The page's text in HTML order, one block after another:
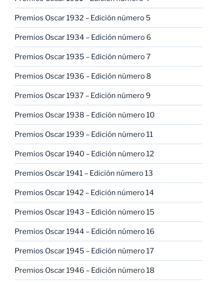
Premios Oscar 1932 – Edición número 5
Premios Oscar 1934 – Edición número 6
Premios Oscar 1935 – Edición número 7
Premios Oscar 1936 – Edición número 8
Premios Oscar 1937 – Edición número 9
Premios Oscar 1938 – Edición número 10
Premios Oscar 1939 – Edición número 11
Premios Oscar 1940 – Edición número 12
Premios Oscar 1941 – Edición número 13
Premios Oscar 1942 – Edición número 14
Premios Oscar 1943 – Edición número 15
Premios Oscar 1944 – Edición número 16
Premios Oscar 1945 – Edición número 17
Premios Oscar 1946 – Edición número 18